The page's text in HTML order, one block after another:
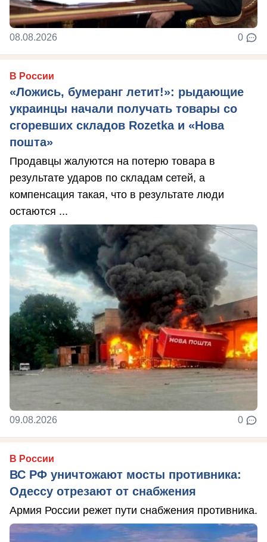
08.08.2026 0
В России
«Ложись, бумеранг летит!»: рыдающие
украинцы начали получать товары со
сгоревших складов Rozetka и «Нова
пошта»
Продавцы жалуются на потерю товара в
результате ударов по складам сетей, а
компенсация такая, что в результате люди
остаются ...
09.08.2026 0
В России
ВС РФ уничтожают мосты противника:
Одессу отрезают от снабжения
Армия России режет пути снабжения противника.